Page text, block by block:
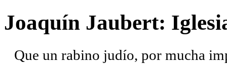
Joaquín Jaubert:
Que un rabino judío, por mucha